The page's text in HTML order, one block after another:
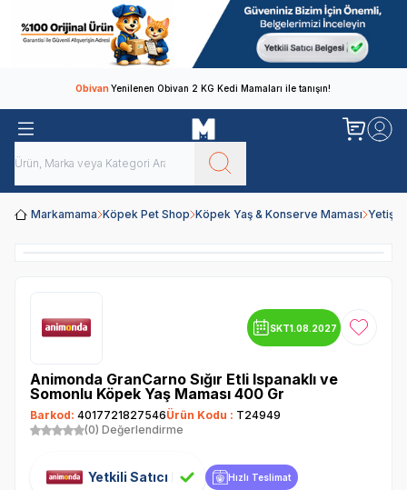
ObivanYenilenen Obivan 2 KG Kedi Mamaları ile tanışın!
Markamama Köpek Pet Shop Köpek Yaş & Konserve Maması
SKT1.08.2027 Favoriye
Animonda GranCarno Sığır Etli Ispanaklı ve
Somonlu Köpek Yaş Maması 400 Gr
Barkod: 4017721827546Ürün Kodu : T24949
(0) Değerlendirme
Yetkili Satıcı Hızlı Teslimat